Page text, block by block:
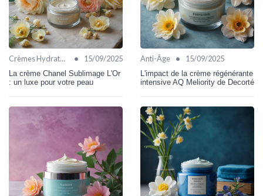
Crèmes Hydratantes • 15/09/2025
La crème Chanel Sublimage L'Or
: un luxe pour votre peau
Anti-Âge • 15/09/2025
L'impact de la crème régénérante
intensive AQ Meliority de Decorté